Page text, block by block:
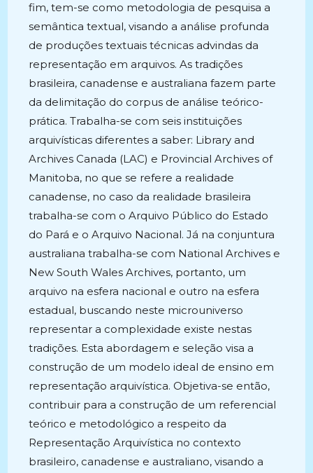
fim, tem-se como metodologia de pesquisa a
semântica textual, visando a análise profunda
de produções textuais técnicas advindas da
representação em arquivos. As tradições
brasileira, canadense e australiana fazem parte
da delimitação do corpus de análise teórico-
prática. Trabalha-se com seis instituições
arquivísticas diferentes a saber: Library and
Archives Canada (LAC) e Provincial Archives of
Manitoba, no que se refere a realidade
canadense, no caso da realidade brasileira
trabalha-se com o Arquivo Público do Estado
do Pará e o Arquivo Nacional. Já na conjuntura
australiana trabalha-se com National Archives e
New South Wales Archives, portanto, um
arquivo na esfera nacional e outro na esfera
estadual, buscando neste microuniverso
representar a complexidade existe nestas
tradições. Esta abordagem e seleção visa a
construção de um modelo ideal de ensino em
representação arquivística. Objetiva-se então,
contribuir para a construção de um referencial
teórico e metodológico a respeito da
Representação Arquivística no contexto
brasileiro, canadense e australiano, visando a